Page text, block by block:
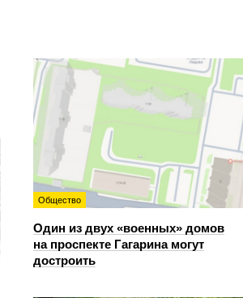
Общество
Один из двух «военных» домов
на проспекте Гагарина могут
достроить